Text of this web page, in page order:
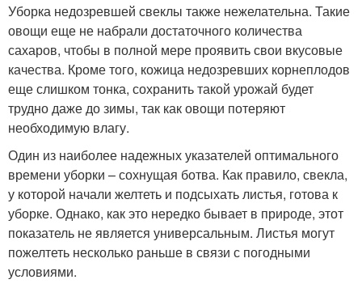
Уборка недозревшей свеклы также нежелательна. Такие
овощи еще не набрали достаточного количества
сахаров, чтобы в полной мере проявить свои вкусовые
качества. Кроме того, кожица недозревших корнеплодов
еще слишком тонка, сохранить такой урожай будет
трудно даже до зимы, так как овощи потеряют
необходимую влагу.
Один из наиболее надежных указателей оптимального
времени уборки – сохнущая ботва. Как правило, свекла,
у которой начали желтеть и подсыхать листья, готова к
уборке. Однако, как это нередко бывает в природе, этот
показатель не является универсальным. Листья могут
пожелтеть несколько раньше в связи с погодными
условиями.